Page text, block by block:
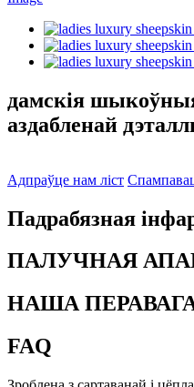
дамскія
аздабленай
Адпраўце нам ліст
Падрабязная
ПАЛУЧНАЯ
НАША
FAQ